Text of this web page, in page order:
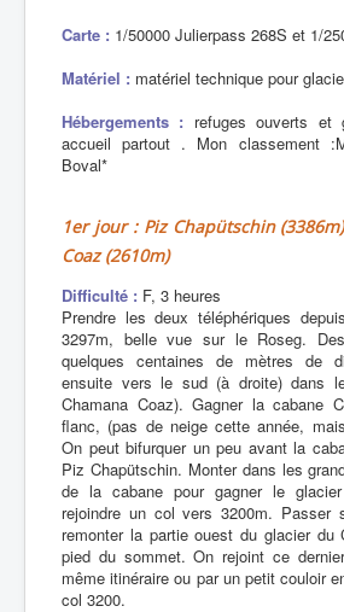
Carte : 1/50000 Julierpass 268S et 1/
Matériel : matériel technique pour
Hébergements : refuges ouverts et
accueil partout . Mon classement
Boval*
1er jour : Piz Chapütschin
Coaz (2610m)
Difficulté : F, 3 heures
Prendre les deux téléphériques
3297m, belle vue sur le Roseg.
quelques centaines de mètres de
ensuite vers le sud (à droite) dans
Chamana Coaz). Gagner la cabane
flanc, (pas de neige cette année,
On peut bifurquer un peu avant la
Piz Chapütschin. Monter dans les
de la cabane pour gagner le
rejoindre un col vers 3200m. Passer
remonter la partie ouest du glacier du
pied du sommet. On rejoint ce
même itinéraire ou par un petit couloir
col 3200.